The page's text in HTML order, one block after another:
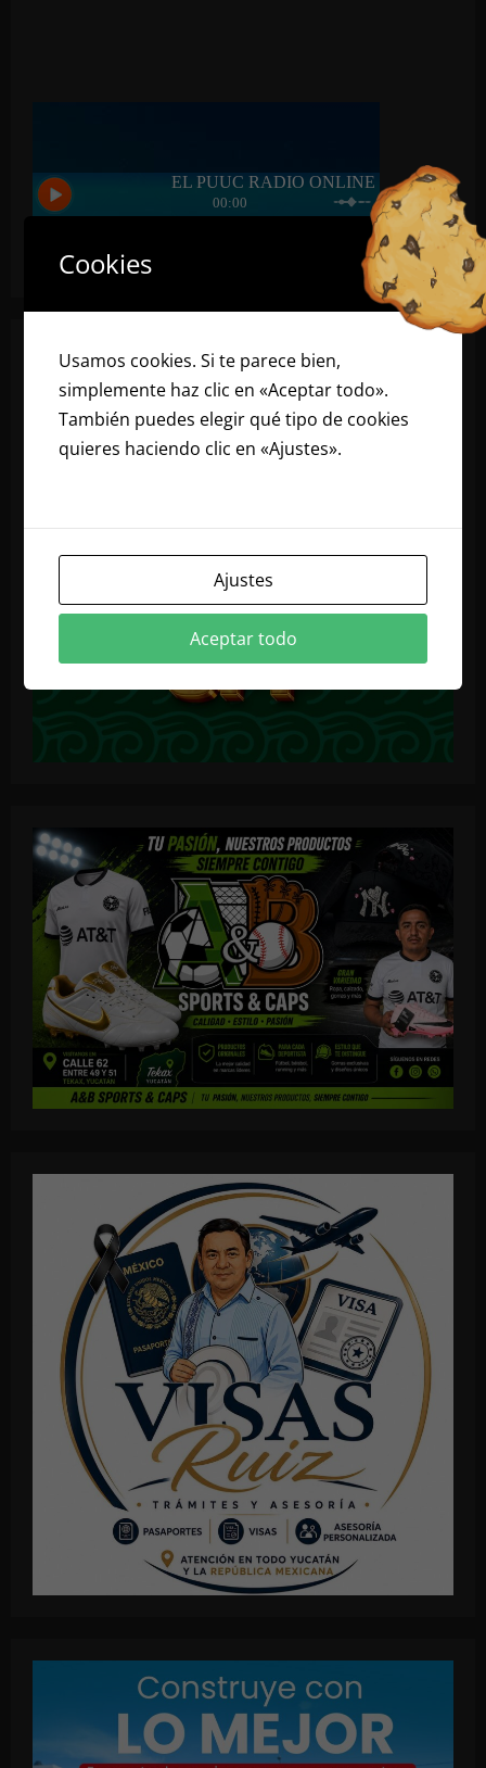
Cookies
Usamos cookies. Si te parece bien,
simplemente haz clic en «Aceptar todo».
También puedes elegir qué tipo de cookies
quieres haciendo clic en «Ajustes».
Ajustes
Aceptar todo